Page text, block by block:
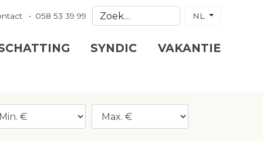
058 53 39 99 NL
SYNDIC VAKANTIE